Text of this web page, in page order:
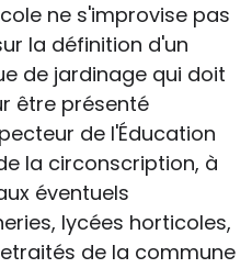
ne s'improvise pas
la définition d'un
de jardinage qui doit
être présenté
de l'Éducation
la circonscription, à
éventuels
lycées horticoles,
de la commune